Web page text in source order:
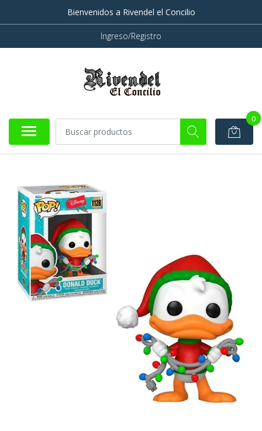
Bienvenidos a Rivendel el Concilio
Ingreso/Registro
0